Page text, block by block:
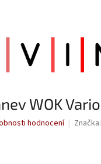
WOK Vario
hodnocení Značka: